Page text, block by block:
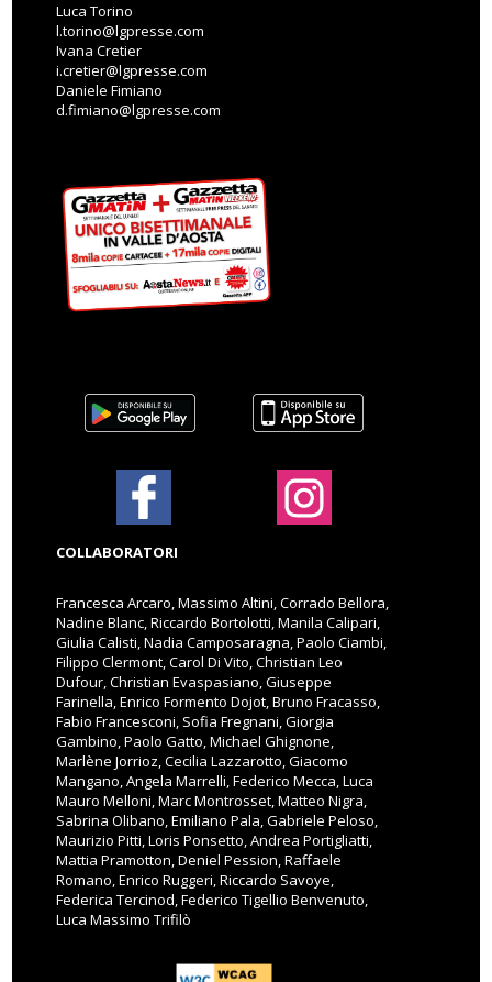
Luca Torino
l.torino@lgpresse.com
Ivana Cretier
i.cretier@lgpresse.com
Daniele Fimiano
d.fimiano@lgpresse.com
COLLABORATORI
Francesca Arcaro, Massimo Altini, Corrado Bellora,
Nadine Blanc, Riccardo Bortolotti, Manila Calipari,
Giulia Calisti, Nadia Camposaragna, Paolo Ciambi,
Filippo Clermont, Carol Di Vito, Christian Leo
Dufour, Christian Evaspasiano, Giuseppe
Farinella, Enrico Formento Dojot, Bruno Fracasso,
Fabio Francesconi, Sofia Fregnani, Giorgia
Gambino, Paolo Gatto, Michael Ghignone,
Marlène Jorrioz, Cecilia Lazzarotto, Giacomo
Mangano, Angela Marrelli, Federico Mecca, Luca
Mauro Melloni, Marc Montrosset, Matteo Nigra,
Sabrina Olibano, Emiliano Pala, Gabriele Peloso,
Maurizio Pitti, Loris Ponsetto, Andrea Portigliatti,
Mattia Pramotton, Deniel Pession, Raffaele
Romano, Enrico Ruggeri, Riccardo Savoye,
Federica Tercinod, Federico Tigellio Benvenuto,
Luca Massimo Trifilò